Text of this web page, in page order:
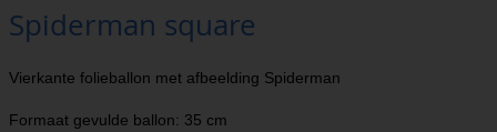
Spiderman square
Vierkante folieballon met afbeelding Spiderman
Formaat gevulde ballon: 35 cm